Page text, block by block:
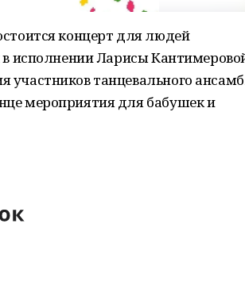
концерт для людей
в исполнении Ларисы
танцевального
мероприятия для бабушек и